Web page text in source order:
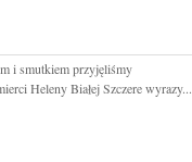
i smutkiem przyjęliśmy
Heleny Białej Szczere wyrazy...